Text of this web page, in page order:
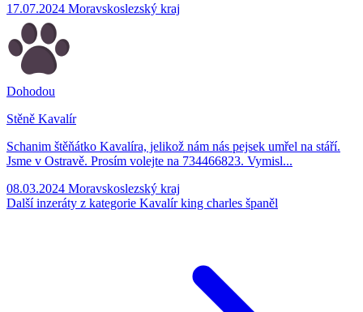
17.07.2024 Moravskoslezský kraj
Dohodou
Stěně Kavalír
Schanim štěňátko Kavalíra, jelikož nám nás pejsek umřel na stáří.
Jsme v Ostravě. Prosím volejte na 734466823. Vymisl...
08.03.2024 Moravskoslezský kraj
Další inzeráty z kategorie Kavalír king charles španěl